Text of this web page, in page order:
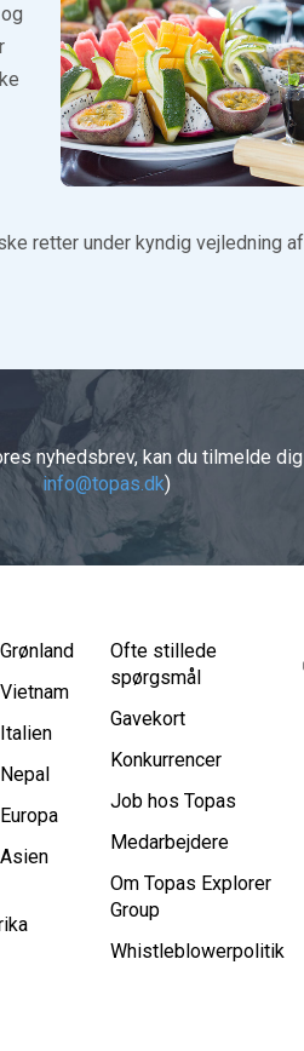
retter under kyndig vejledning
nyhedsbrev, kan du tilmelde dig
info@topas.dk)
Ofte stillede
spørgsmål
Gavekort
Konkurrencer
Job hos Topas
Medarbejdere
Om Topas Explorer
Group
Whistleblowerpolitik